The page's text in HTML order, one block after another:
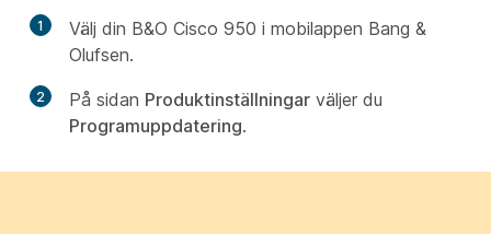
1
Välj din B&O Cisco 950 i mobilappen Bang &
Olufsen.
2 På sidan Produktinställningar väljer du
Programuppdatering.